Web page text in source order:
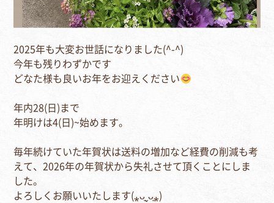
2025年も大変お世話になりました(^-^)⁣
今年も残りわずかです⁣
どなた様も良いお年をお迎えください
年内28(日)まで⁣
年明けは4(日)~始めます。⁣
毎年続けていた年賀状は送料の増加など経費の削減も考
えて、2026年の年賀状から失礼させて頂くことにしま
した。⁣
よろしくお願いいたします(⁎ᴗ͈ˬᴗ͈⁎)⁣